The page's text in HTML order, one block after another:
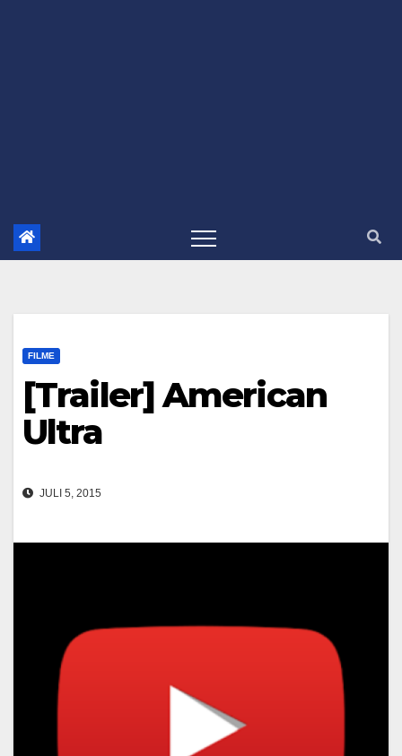
FILME
[Trailer] American
Ultra
JULI 5, 2015